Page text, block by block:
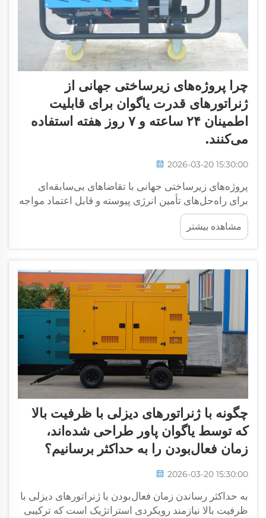
چرا پروژه‌های زیرساختی جهانی از
ژنراتورهای قدرت یاگوان برای قابلیت
اطمینان ۲۴ ساعته و ۷ روز هفته استفاده
می‌کنند.
2026-03-20 15:30:00
پروژه‌های زیرساختی جهانی با تقاضاهای بی‌سابقه‌ای
برای راه‌حل‌های تأمین انرژی پیوسته و قابل اعتماد مواجه
هستند که بتوانند بدون وقفه، در تمام ساعات شبانه‌روز
کار کنند. هنگامی که امکانات حیاتی مانند بیمارستان‌ها،
مراکز داده، کارخانه‌های تولیدی و مراکز حمل‌ونقل...
مشاهده بیشتر
چگونه با ژنراتورهای دیزلی با ظرفیت بالا
که توسط یاگوان پاور طراحی شده‌اند،
زمان فعال‌بودن را به حداکثر برسانیم؟
2026-03-20 15:30:00
به حداکثر رساندن زمان فعال‌بودن با ژنراتورهای دیزلی با
ظرفیت بالا نیازمند رویکردی استراتژیک است که ترکیبی